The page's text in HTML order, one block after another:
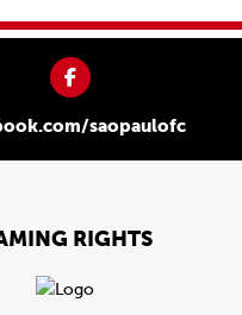
saopaulofc
RIGHTS